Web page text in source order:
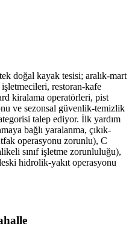
doğal kayak tesisi; aralık-mart
restoran-kafe
kiralama operatörleri, pist
ve sezonsal güvenlik-temizlik
talep ediyor. İlk yardım
bağlı yaralanma, çıkık-
operasyonu zorunlu), C
sınıf işletme zorunluluğu),
hidrolik-yakıt operasyonu